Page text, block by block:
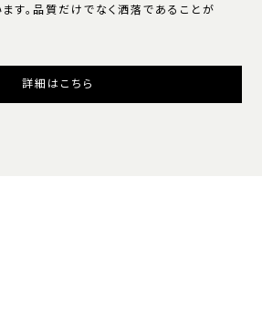
す。品質だけでなく洒落であることが
詳細はこちら